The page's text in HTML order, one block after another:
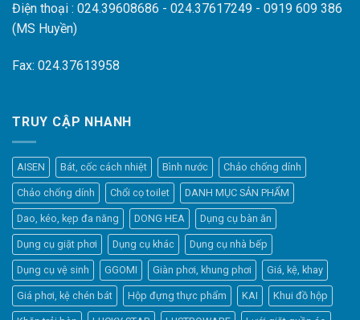
Điện thoại : 024.39608686 - 024.37617249 - 0919 609 386
(MS Huyền)
Fax: 024.37613958
TRUY CẬP NHANH
AISEN Bát, cốc cách nhiệt Bình nước Chảo chống dính
Chảo chống dính Chổi cọ toilet DANH MỤC SẢN PHẨM
Dao, kéo, kẹp đa năng DONG HEA Dụng cụ bàn ăn
Dụng cụ giặt phơi Dụng cụ khác Dụng cụ nhà bếp
Dụng cụ vệ sinh GGOMI Giàn phơi, khung phơi Giá, kệ, khay
Giá phơi, kệ chén bát Hộp đựng thực phẩm KAI Khui đồ hộp